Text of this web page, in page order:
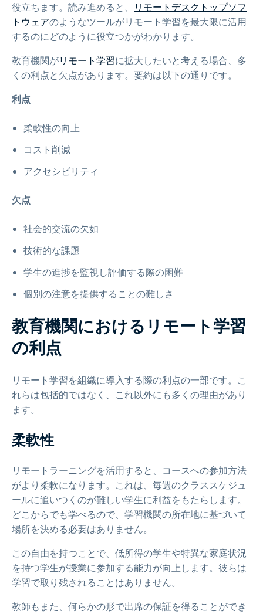
役立ちます。読み進めると、
リモートデスクトップソフ
トウェアのようなツールがリモート学習を最大限に活用
するのにどのように役立つかがわかります。
教育機関がリモート学習に拡大したいと考える場合、多
くの利点と欠点があります。要約は以下の通りです。
利点
柔軟性の向上
コスト削減
アクセシビリティ
欠点
社会的交流の欠如
技術的な課題
学生の進捗を監視し評価する際の困難
個別の注意を提供することの難しさ
教育機関におけるリモート学習
の利点
リモート学習を組織に導入する際の利点の一部です。こ
れらは包括的ではなく、これ以外にも多くの理由があり
ます。
柔軟性
リモートラーニングを活用すると、コースへの参加方法
がより柔軟になります。これは、毎週のクラススケジュ
ールに追いつくのが難しい学生に利益をもたらします。
どこからでも学べるので、学習機関の所在地に基づいて
場所を決める必要はありません。
この自由を持つことで、低所得の学生や特異な家庭状況
を持つ学生が授業に参加する能力が向上します。彼らは
学習で取り残されることはありません。
教師もまた、何らかの形で出席の保証を得ることができ